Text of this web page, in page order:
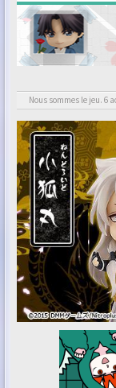
Nous sommes le jeu. 6